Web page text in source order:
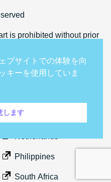
is prohibited without prior
SITES
Middle East
Philippines
South Africa
ブサイトでの体験を向
キーを使用していま
します